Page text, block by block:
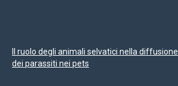
Il ruolo degli animali selvatici nella diffusione
dei parassiti nei pets